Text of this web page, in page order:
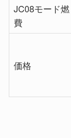
JC08モード燃
費
価格